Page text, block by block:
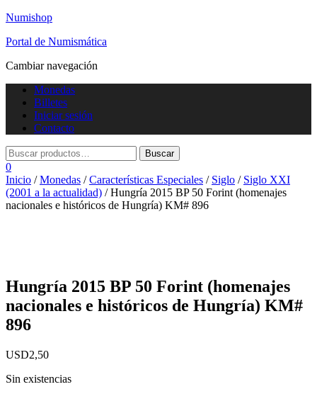
Numishop
Portal de Numismática
Cambiar navegación
Monedas
Billetes
Iniciar sesión
Contacto
0
Inicio /Monedas /Características Especiales / Siglo / Siglo XXI
(2001 a la actualidad) / Hungría 2015 BP 50 Forint (homenajes
nacionales e históricos de Hungría) KM# 896
Hungría 2015 BP 50 Forint (homenajes
nacionales e históricos de Hungría) KM#
896
USD2,50
Sin existencias